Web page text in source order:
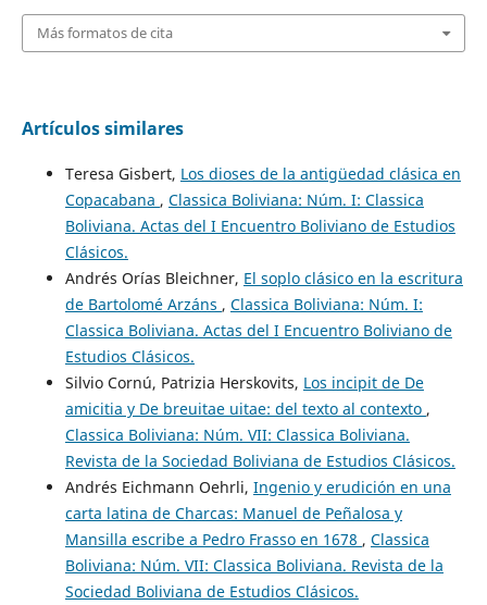
Más formatos de cita
Artículos similares
Teresa Gisbert, Los dioses de la antigüedad clásica en
Copacabana , Classica Boliviana: Núm. I: Classica
Boliviana. Actas del I Encuentro Boliviano de Estudios
Clásicos.
Andrés Orías Bleichner, El soplo clásico en la escritura
de Bartolomé Arzáns , Classica Boliviana: Núm. I:
Classica Boliviana. Actas del I Encuentro Boliviano de
Estudios Clásicos.
Silvio Cornú, Patrizia Herskovits, Los incipit de De
amicitia y De breuitae uitae: del texto al contexto ,
Classica Boliviana: Núm. VII: Classica Boliviana.
Revista de la Sociedad Boliviana de Estudios Clásicos.
Andrés Eichmann Oehrli, Ingenio y erudición en una
carta latina de Charcas: Manuel de Peñalosa y
Mansilla escribe a Pedro Frasso en 1678 , Classica
Boliviana: Núm. VII: Classica Boliviana. Revista de la
Sociedad Boliviana de Estudios Clásicos.